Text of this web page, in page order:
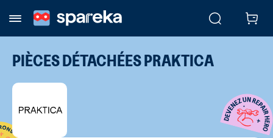
PIÈCES DÉTACHÉESPRAKTICA